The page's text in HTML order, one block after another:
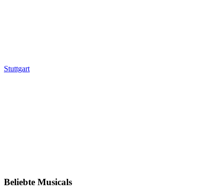
Stuttgart
Beliebte Musicals